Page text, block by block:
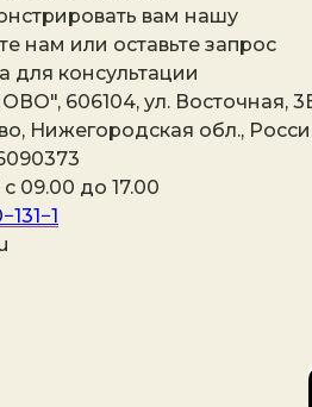
вам нашу
нам или оставьте запрос
для консультации
606104, ул. Восточная,
Нижегородская обл.,
09.00 до 17.00